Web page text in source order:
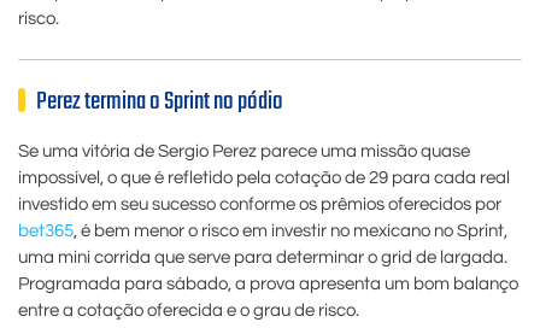
risco.
Perez termina o Sprint no pódio
Se uma vitória de Sergio Perez parece uma missão quase
impossível, o que é refletido pela cotação de 29 para cada real
investido em seu sucesso conforme os prêmios oferecidos por
bet365, é bem menor o risco em investir no mexicano no Sprint,
uma mini corrida que serve para determinar o grid de largada.
Programada para sábado, a prova apresenta um bom balanço
entre a cotação oferecida e o grau de risco.